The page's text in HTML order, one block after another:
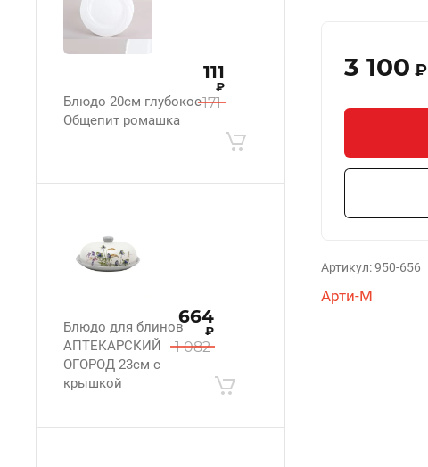
Блюдо 20см глубокое
Общепит ромашка
171
111
₽
Блюдо для блинов
АПТЕКАРСКИЙ
ОГОРОД 23см с
крышкой
1 082
664
₽
3 100 ₽
Артикул:950-656
Арти-М